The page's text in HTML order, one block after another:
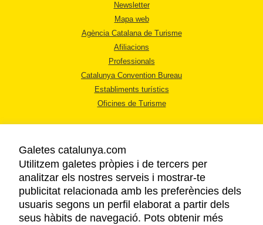
Newsletter
Mapa web
Agència Catalana de Turisme
Afiliacions
Professionals
Catalunya Convention Bureau
Establiments turístics
Oficines de Turisme
AVÍS LEGAL
POLÍTICA DE PRIVACITAT
COOKIES
Galetes catalunya.com
Utilitzem galetes pròpies i de tercers per
analitzar els nostres serveis i mostrar-te
publicitat relacionada amb les preferències dels
usuaris segons un perfil elaborat a partir dels
seus hàbits de navegació. Pots obtenir més